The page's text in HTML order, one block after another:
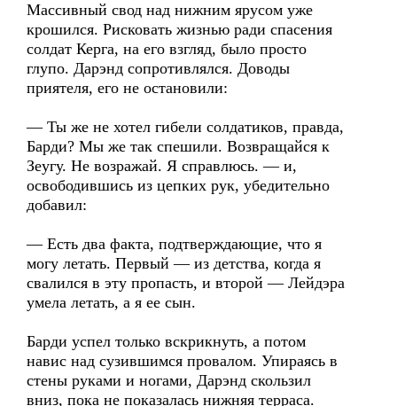
Массивный свод над нижним ярусом уже
крошился. Рисковать жизнью ради спасения
солдат Керга, на его взгляд, было просто
глупо. Дарэнд сопротивлялся. Доводы
приятеля, его не остановили:
— Ты же не хотел гибели солдатиков, правда,
Барди? Мы же так спешили. Возвращайся к
Зеугу. Не возражай. Я справлюсь. — и,
освободившись из цепких рук, убедительно
добавил:
— Есть два факта, подтверждающие, что я
могу летать. Первый — из детства, когда я
свалился в эту пропасть, и второй — Лейдэра
умела летать, а я ее сын.
Барди успел только вскрикнуть, а потом
навис над сузившимся провалом. Упираясь в
стены руками и ногами, Дарэнд скользил
вниз, пока не показалась нижняя терраса.